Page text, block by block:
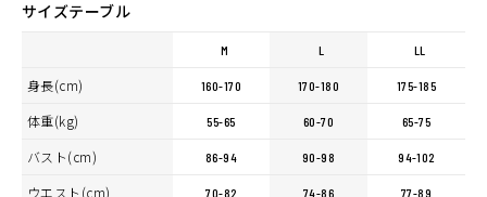
サイズテーブル
M L LL
身長(cm) 160-170 170-180 175-185
体重(kg) 55-65 60-70 65-75
バスト(cm) 86-94 90-98 94-102
ウエスト(cm) 70-82 74-86 77-89